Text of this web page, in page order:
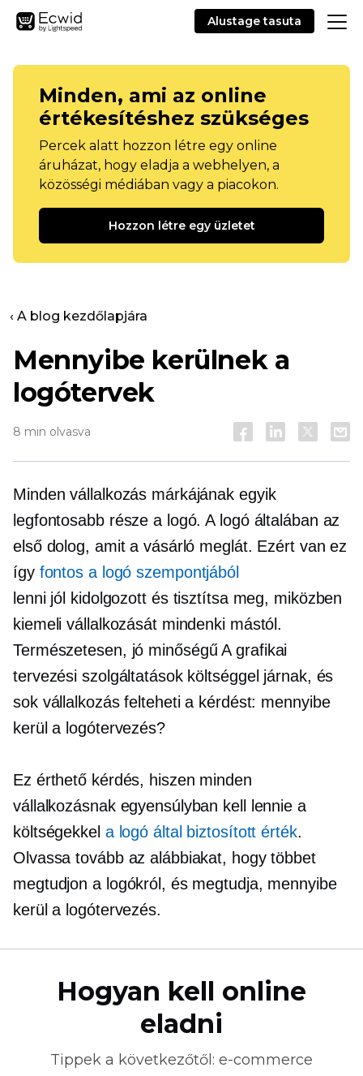
Alustage tasuta
Minden, ami az online
értékesítéshez szükséges
Percek alatt hozzon létre egy online
áruházat, hogy eladja a webhelyen, a
közösségi médiában vagy a piacokon.
Hozzon létre egy üzletet
‹ A blog kezdőlapjára
Mennyibe kerülnek a
logótervek
8 min olvasva
Minden vállalkozás márkájának egyik
legfontosabb része a logó. A logó általában az
első dolog, amit a vásárló meglát. Ezért van ez
így fontos a logó szempontjából
lenni jól kidolgozottés tisztítsa meg, miközben
kiemeli vállalkozását mindenki mástól.
Természetesen, jó minőségűA grafikai
tervezési szolgáltatások költséggel járnak, és
sok vállalkozás felteheti a kérdést: mennyibe
kerül a logótervezés?
Ez érthető kérdés, hiszen minden
vállalkozásnak egyensúlyban kell lennie a
költségekkel a logó által biztosított érték.
Olvassa tovább az alábbiakat, hogy többet
megtudjon a logókról, és megtudja, mennyibe
kerül a logótervezés.
Hogyan kell online
eladni
Tippek a következőtől: e-commerce